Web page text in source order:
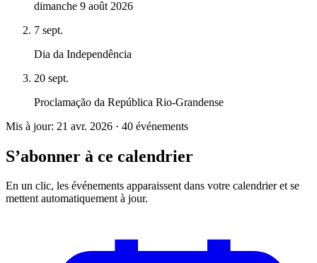
dimanche 9 août 2026
7 sept.
Dia da Independência
20 sept.
Proclamação da República Rio-Grandense
Mis à jour: 21 avr. 2026 · 40 événements
S’abonner à ce calendrier
En un clic, les événements apparaissent dans votre calendrier et se
mettent automatiquement à jour.